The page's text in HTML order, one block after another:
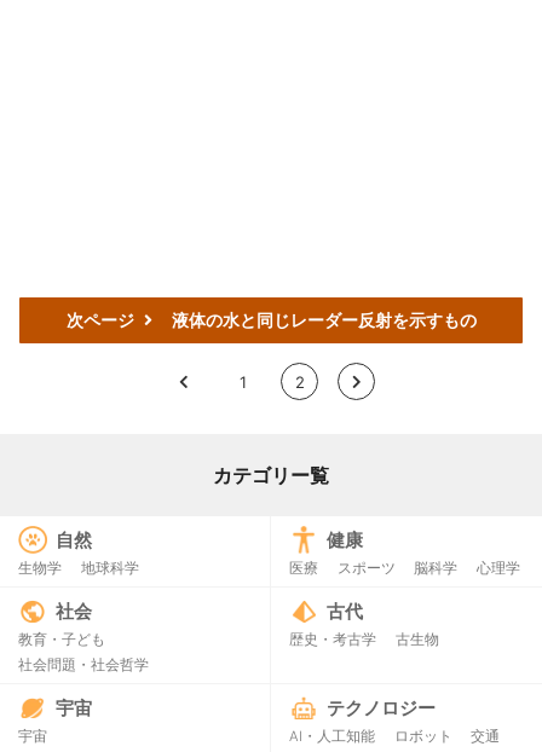
次ページ 液体の水と同じレーダー反射を示すもの
< 1 2 >
カテゴリー覧
自然
生物学 地球科学
健康
医療 スポーツ 脳科学 心理学
社会
教育・子ども
社会問題・社会哲学
古代
歴史・考古学 古生物
宇宙
宇宙
テクノロジー
AI・人工知能 ロボット
交通